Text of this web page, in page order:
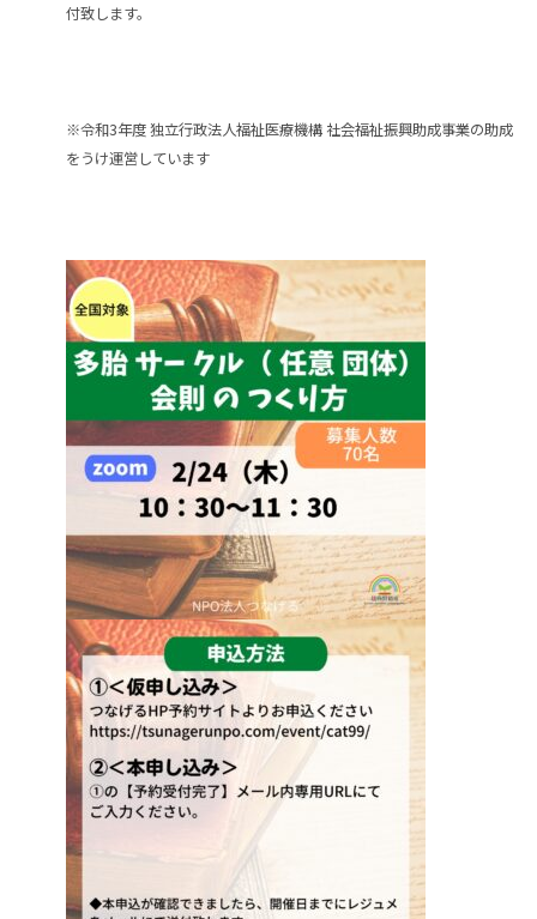
付致します。
※令和3年度 独立行政法人福祉医療機構 社会福祉振興助成事業の助成
をうけ運営しています